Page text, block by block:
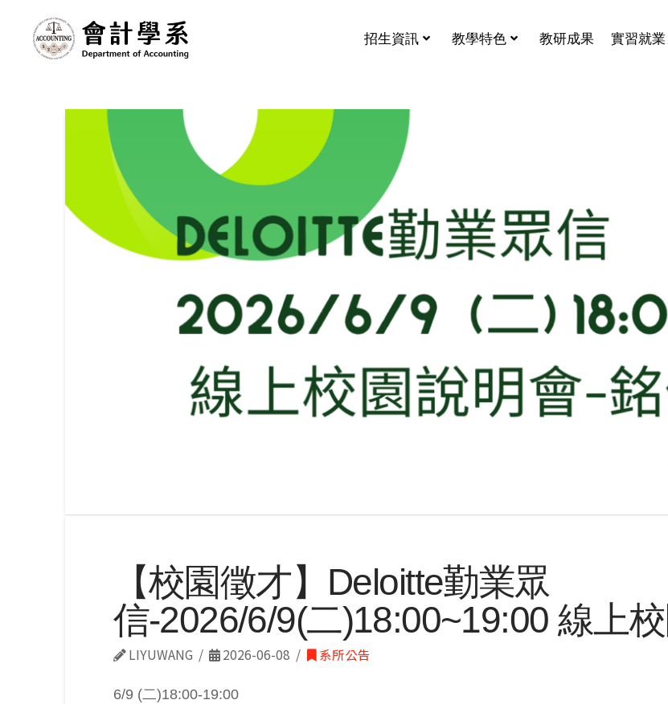
招生資訊 教學特色 教研成果 實習就業
【校園徵才】Deloitte勤業眾
信-2026/6/9(二)18:00~19:00 線上
LIYUWANG 2026-06-08 系所公告
6/9 (二)18:00-19:00